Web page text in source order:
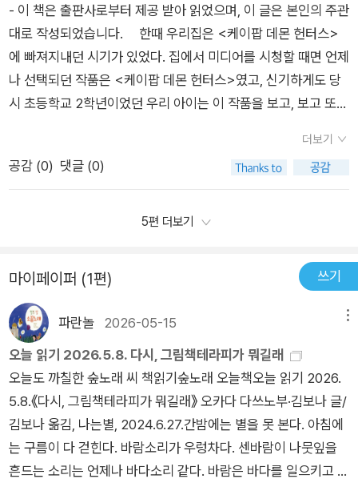
영화의 현재 모습이 그에 비교되는듯하여 기분이 묘했다.물론, 오
히려 양자경은 홍콩 영화가 몰락한 이후에 더 잘나가긴했지만.​​​​#
케이팝데몬헌터스애니메이션그림책#안젤라송#AngelaSong#
서울문화사#케이팝데몬헌터스#케데헌#케이팝#KPop#KPop
DemonHunters#헌트릭스#Huntrix#미라#조이#루미#사자보
일 것이다. 애니매이션 그림책 속 캐릭터들이 스티커로 출시되는
것도 좋을 것 같다. 케이팝 데몬 헌터스 팬들이라면 너무 좋아할
책이다.
가 높은 팬북으로추천합니다
- 이 책은 출판사로부터 제공 받아 읽었으며, 이 글은 본인의 주관
대로 작성되었습니다. 한때 우리집은 <케이팝 데몬 헌터스>
에 빠져지내던 시기가 있었다. 집에서 미디어를 시청할 때면 언제
나 선택되던 작품은 <케이팝 데몬 헌터스>였고, 신기하게도 당
시 초등학교 2학년이었던 우리 아이는 이 작품을 보고, 보고 또
의 OST로 가득 찼고, 그 중에서도 특히 'Golden'과 'your idol'을
좋아했는데, 당시 두 살이었던 우리 둘째 아이도 따라 부를 수 있
는 우리 가족의 많은 추억이 담겨 있는데, 이 작품이 책으로 출간
품을 미디어가 아닌 다른 루트로 만났을 때는 또 어떤 느낌일지도
무척이나 궁금했다. 이러한 기대감을 가득 안고 우리 가족은 이
책을 만나게 되었다. 이 책은 애니메이션의 내용에 충실하면서도
감각적이고 세련된 일러스트로 그림책의 재미를 더하였다. 글자
크기 역시 아이들이 쉽게 읽을 수 있도록 큰 폰트를 사용하였고,
포인트를 주고 싶은 단어에는 다양한 색깔을 넣어 글에 생동감을
준 것도 눈에 띈다. 특히, 애니메이션에서는 짧게 지나갔던 장면
들을 그림책에서는 내 템포에 맞추어 보고 싶은만큼 볼 수 있는
점은 책만이 가져다 주는 장점이라는 생각이 들었다. 만약 혹시
아직도 <케이팝 데몬 헌터스>를 보지 않은 사람이라면 '대체 무
더보기
공감 (0) 댓글 (0)
5편 더보기
마이페이퍼 (1편) 쓰기
파란놀 2026-05-15
오늘 읽기 2026.5.8. 다시, 그림책테라피가 뭐길래
오늘도 까칠한 숲노래 씨 책읽기숲노래 오늘책오늘 읽기 2026.
5.8.《다시, 그림책테라피가 뭐길래》 오카다 다쓰노부·김보나 글/
김보나 옮김, 나는별, 2024.6.27.간밤에는 별을 못 본다. 아침에
는 구름이 다 걷힌다. 바람소리가 우렁차다. 센바람이 나뭇잎을
흔드는 소리는 언제나 바다소리 같다. 바람은 바다를 일으키고 파